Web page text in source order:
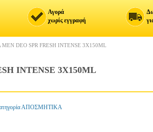
Αγορά
χωρίς εγγραφή
DEO SPR FRESH INTENSE 3X150ML
INTENSE 3X150ML
ΑΠΟΣΜΗΤΙΚΑ